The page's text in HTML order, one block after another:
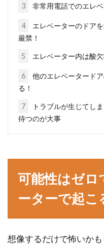
木造
耐荷
ベラ
のでは
をご存
窓の
3 非常用電話でのエレ
4
エレベーターのドア
厳禁！
5 エレベーター内は酸
6
他のエレベータード
る！
7
トラブルが生じてし
待つのが大事
可能性はゼロ
ーターで起こ
想像するだけで怖いか